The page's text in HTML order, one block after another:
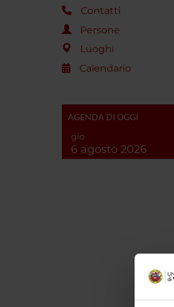
Contatti
Persone
Luoghi
Calendario
AGENDA DI OGGI
gio
6 agosto 2026